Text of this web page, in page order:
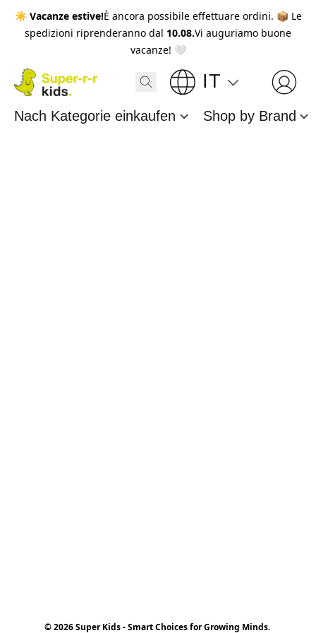
☀️ Vacanze estive!È ancora possibile effettuare ordini. 📦 Le
spedizioni riprenderanno dal 10.08.Vi auguriamo buone
vacanze! 🤍
IT
Nach Kategorie einkaufen Shop by Brand
© 2026 Super Kids - Smart Choices for Growing Minds.